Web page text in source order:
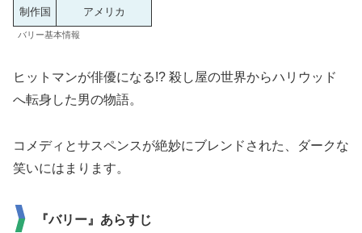
制作国 アメリカ
バリー基本情報
ヒットマンが俳優になる!? 殺し屋の世界からハリウッド
へ転身した男の物語。
コメディとサスペンスが絶妙にブレンドされた、ダークな
笑いにはまります。
『バリー』あらすじ